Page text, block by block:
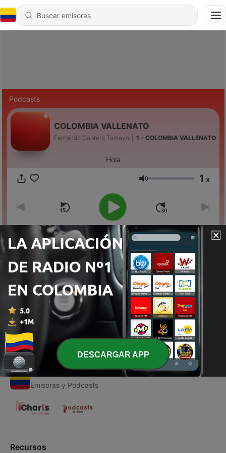
Podcasts
COLOMBIA VALLENATO
Fernando Cabrera Tamayo 1 - COLOMBIA VALLENATO
Hola
Volumen 1 x
00:00
Episodios
1 - COLOMBIA VALLENATO
21 oct. 2020
Emisoras Colombianas
Emisoras y Podcasts
Recursos
DESCARGAR APP